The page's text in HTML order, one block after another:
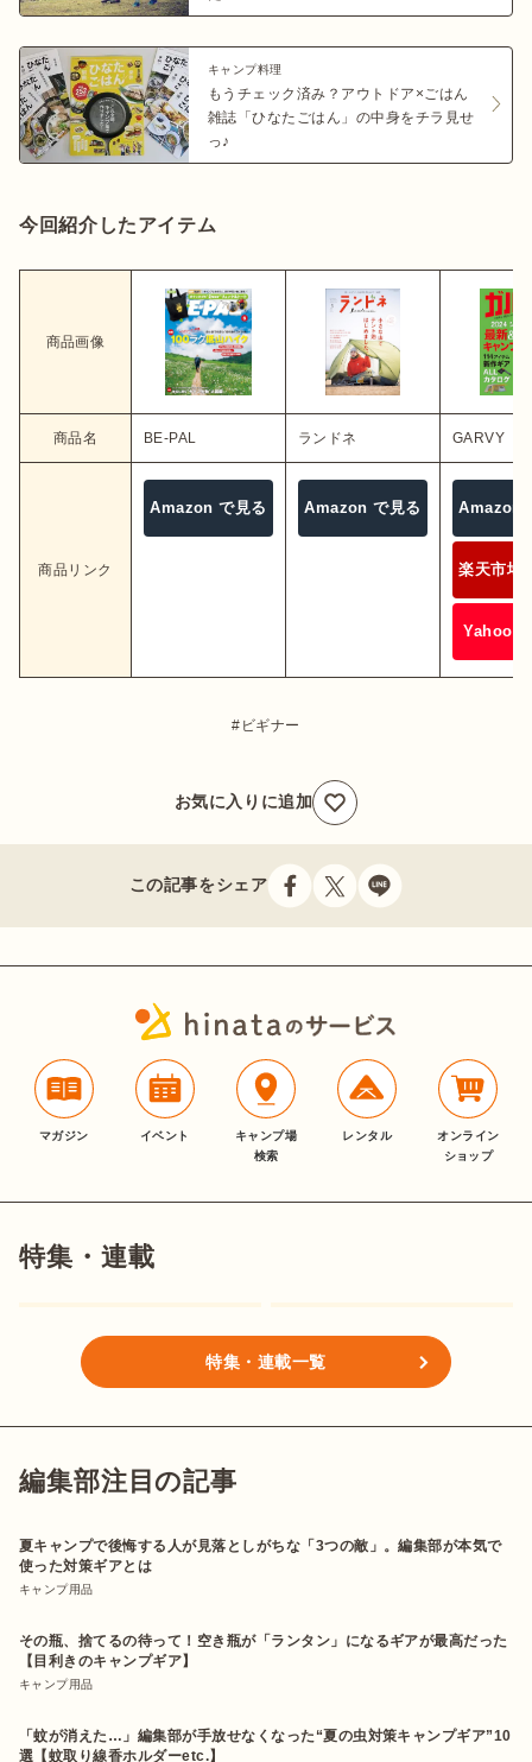
キャンプ料理
もうチェック済み？アウトドア×ごはん
雑誌「ひなたごはん」の中身をチラ見せ
っ♪
今回紹介したアイテム
商品画像
商品名 BE-PAL ランドネ GARVY
商品リンク
Amazon で見る Amazon で見る Amazon
楽天市場
Yahoo!
ビギナー
お気に入りに追加
この記事をシェア
マガジン イベント
キャンプ場
検索
レンタル
オンライン
ショップ
特集・連載
特集・連載一覧
編集部注目の記事
夏キャンプで後悔する人が見落としがちな「3つの敵」。編集部が本気で
使った対策ギアとは
キャンプ用品
その瓶、捨てるの待って！空き瓶が「ランタン」になるギアが最高だった
【目利きのキャンプギア】
キャンプ用品
「蚊が消えた…」編集部が手放せなくなった“夏の虫対策キャンプギア”10
選【蚊取り線香ホルダーetc.】